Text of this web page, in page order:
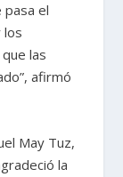
pasa el
los
las
afirmó
May Tuz,
la